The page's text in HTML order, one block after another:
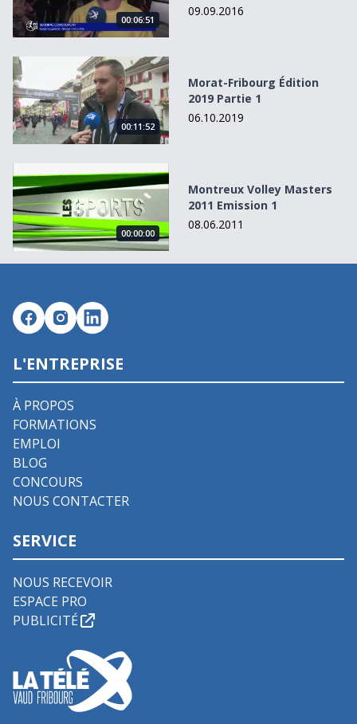
00:06:51
09.09.2016
Morat-Fribourg Édition 2019 Partie 1
00:11:52
Morat-Fribourg Édition
2019 Partie 1
06.10.2019
Montreux Volley Masters 2011 Emission 1
00:00:00
Montreux Volley Masters
2011 Emission 1
08.06.2011
L'ENTREPRISE
À PROPOS
FORMATIONS
EMPLOI
BLOG
CONCOURS
NOUS CONTACTER
SERVICE
NOUS RECEVOIR
ESPACE PRO
PUBLICITÉ